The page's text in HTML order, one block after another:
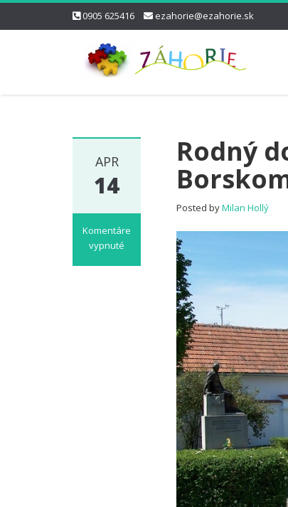
0905 625416 ezahorie@ezahorie.sk
APR
14
Komentáre
vypnuté
Rodný
Posted byMilan Hollý